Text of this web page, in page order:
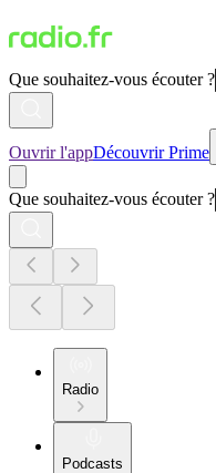
Que souhaitez-vous écouter ?
Ouvrir l'appDécouvrir Prime
Que souhaitez-vous écouter ?
Radio
Podcasts